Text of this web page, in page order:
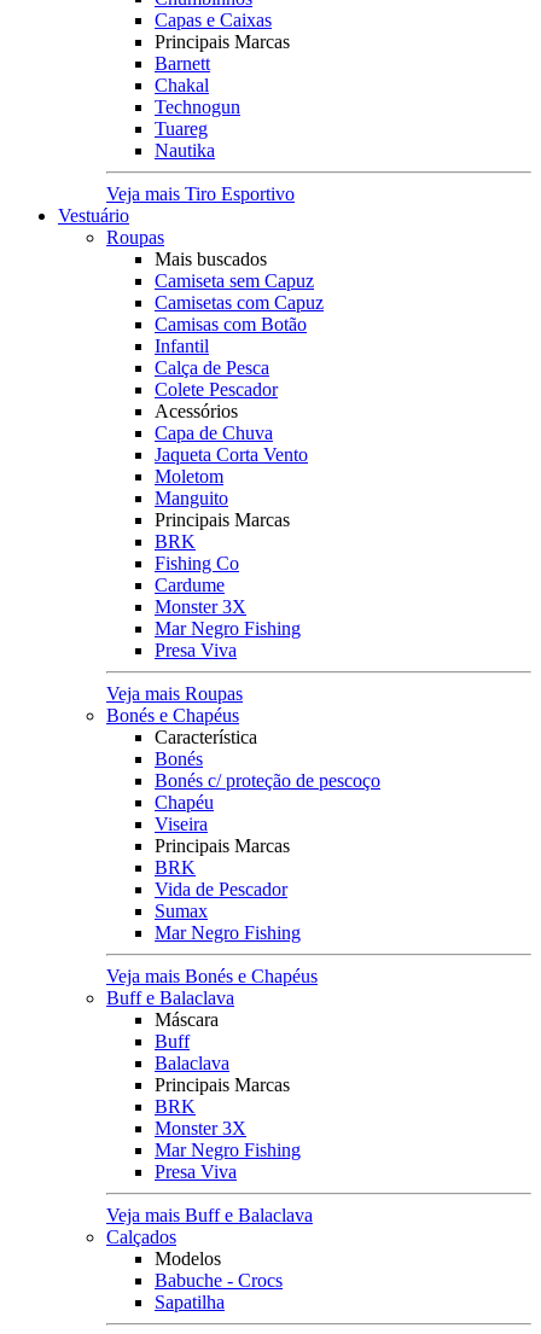
Capas e Caixas
Principais Marcas
Barnett
Chakal
Technogun
Tuareg
Nautika
Veja mais Tiro Esportivo
Vestuário
Roupas
Mais buscados
Camiseta sem Capuz
Camisetas com Capuz
Camisas com Botão
Infantil
Calça de Pesca
Colete Pescador
Acessórios
Capa de Chuva
Jaqueta Corta Vento
Moletom
Manguito
Principais Marcas
BRK
Fishing Co
Cardume
Monster 3X
Mar Negro Fishing
Presa Viva
Veja mais Roupas
Bonés e Chapéus
Característica
Bonés
Bonés c/ proteção de pescoço
Chapéu
Viseira
Principais Marcas
BRK
Vida de Pescador
Sumax
Mar Negro Fishing
Veja mais Bonés e Chapéus
Buff e Balaclava
Máscara
Buff
Balaclava
Principais Marcas
BRK
Monster 3X
Mar Negro Fishing
Presa Viva
Veja mais Buff e Balaclava
Calçados
Modelos
Babuche - Crocs
Sapatilha